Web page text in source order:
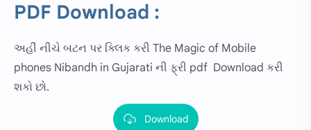
PDF Download :
અહીં નીચે બટન પર ક્લિક કરી The Magic of Mobile
phones Nibandh in Gujarati ની ફ્રી pdf Download કરી
શકો છો.
Download